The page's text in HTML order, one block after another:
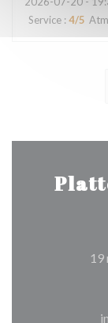
Service : 4/5
19